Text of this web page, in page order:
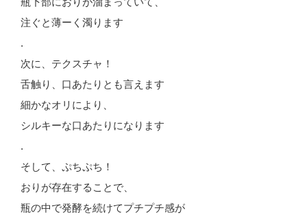
注ぐと薄ーく濁ります
.
次に、テクスチャ！
舌触り、口あたりとも言えます
細かなオリにより、
シルキーな口あたりになります
.
そして、ぷちぷち！
おりが存在することで、
瓶の中で発酵を続けてプチプチ感が